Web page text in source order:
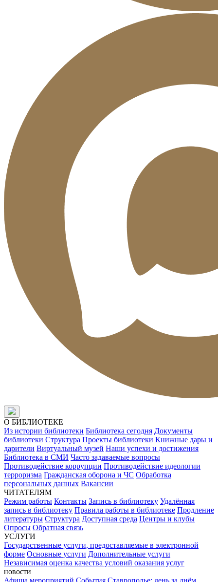
О БИБЛИОТЕКЕ
Из истории библиотеки Библиотека сегодня Документы
библиотеки Структура Проекты библиотеки Книжные дары и
дарители Виртуальный музей Наши успехи и достижения
Библиотека в СМИ Часто задаваемые вопросы
Противодействие коррупции Противодействие идеологии
терроризма Гражданская оборона и ЧС Обработка
персональных данных Вакансии
ЧИТАТЕЛЯМ
Режим работы Контакты Запись в библиотеку Удалённая
запись в библиотеку Правила работы в библиотеке Продление
литературы Структура Доступная среда Центры и клубы
Опросы Обратная связь
УСЛУГИ
Государственные услуги, предоставляемые в электронной
форме Основные услуги Дополнительные услуги
Независимая оценка качества условий оказания услуг
новости
Афиша мероприятий События Ставрополье: день за днём